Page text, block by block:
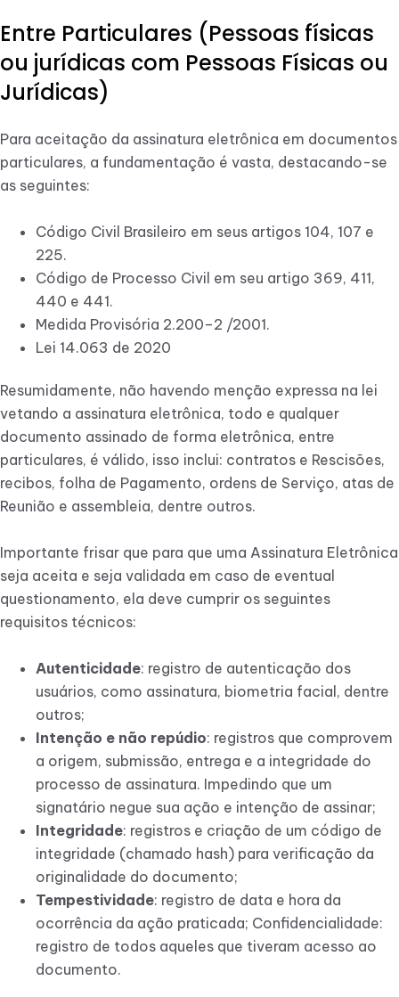
Entre Particulares (Pessoas físicas
ou jurídicas com Pessoas Físicas ou
Jurídicas)
Para aceitação da assinatura eletrônica em documentos
particulares, a fundamentação é vasta, destacando-se
as seguintes:
Código Civil Brasileiro em seus artigos 104, 107 e
225.
Código de Processo Civil em seu artigo 369, 411,
440 e 441.
Medida Provisória 2.200–2 /2001.
Lei 14.063 de 2020
Resumidamente, não havendo menção expressa na lei
vetando a assinatura eletrônica, todo e qualquer
documento assinado de forma eletrônica, entre
particulares, é válido, isso inclui: contratos e Rescisões,
recibos, folha de Pagamento, ordens de Serviço, atas de
Reunião e assembleia, dentre outros.
Importante frisar que para que uma Assinatura Eletrônica
seja aceita e seja validada em caso de eventual
questionamento, ela deve cumprir os seguintes
requisitos técnicos:
Autenticidade: registro de autenticação dos
usuários, como assinatura, biometria facial, dentre
outros;
Intenção e não repúdio: registros que comprovem
a origem, submissão, entrega e a integridade do
processo de assinatura. Impedindo que um
signatário negue sua ação e intenção de assinar;
Integridade: registros e criação de um código de
integridade (chamado hash) para verificação da
originalidade do documento;
Tempestividade: registro de data e hora da
ocorrência da ação praticada; Confidencialidade:
registro de todos aqueles que tiveram acesso ao
documento.